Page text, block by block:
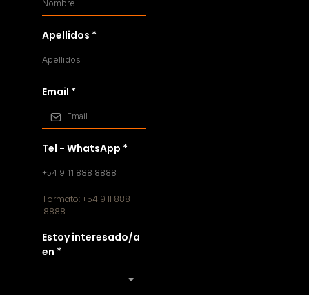
Apellidos *
Email *
Tel - WhatsApp *
Formato: +54 9 11 888
8888
Estoy interesado/a
en *